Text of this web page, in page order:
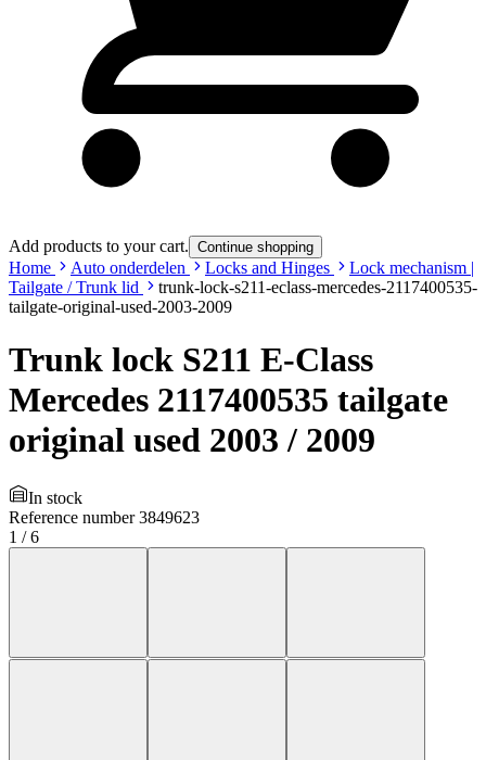
Add products to your cart. Continue shopping
Home Auto onderdelen Locks and Hinges
Lock mechanism |
Tailgate / Trunk lid
trunk-lock-s211-eclass-mercedes-2117400535-
tailgate-original-used-2003-2009
Trunk lock S211 E-Class
Mercedes 2117400535 tailgate
original used 2003 / 2009
In stock
Reference number 3849623
1 /6